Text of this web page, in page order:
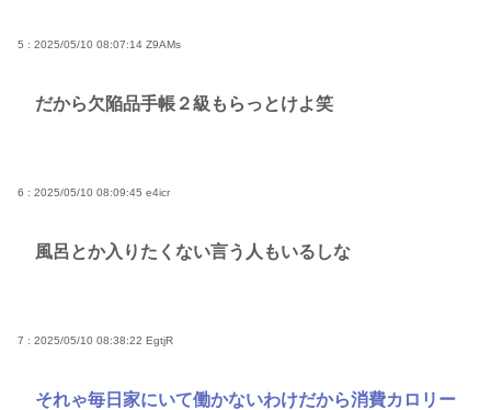
5 : 2025/05/10 08:07:14 Z9AMs
だから欠陥品手帳２級もらっとけよ笑
6 : 2025/05/10 08:09:45 e4icr
風呂とか入りたくない言う人もいるしな
7 : 2025/05/10 08:38:22 EgtjR
それゃ毎日家にいて働かないわけだから消費カロリー